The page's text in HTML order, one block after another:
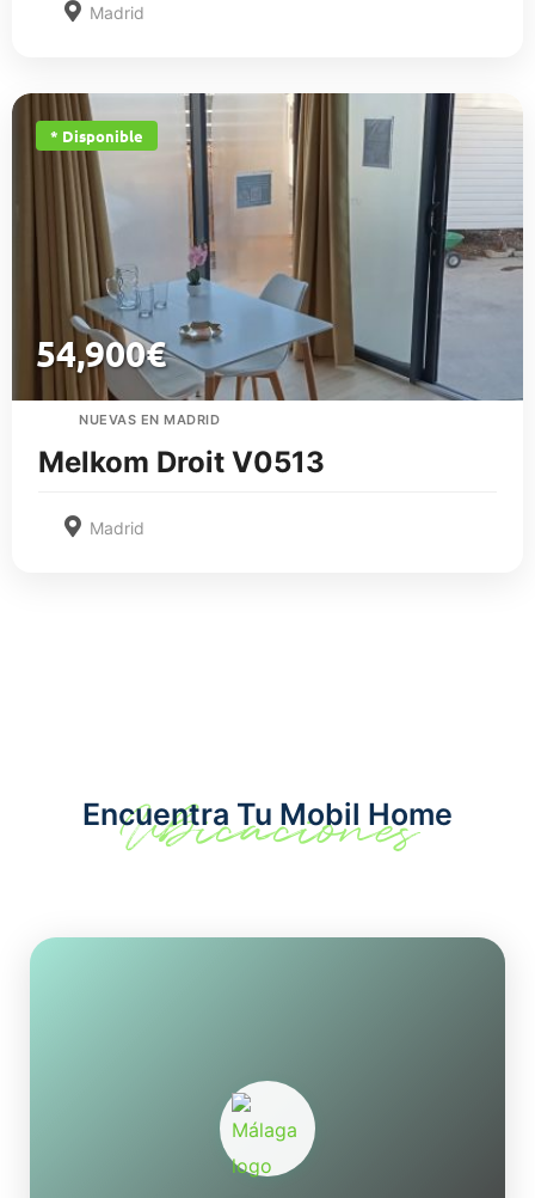
Madrid
* Disponible
54,900€
NUEVAS EN MADRID
Melkom Droit V0513
Madrid
Ubicaciones
Encuentra Tu Mobil Home